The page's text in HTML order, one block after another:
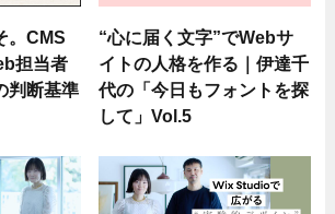
。CMS
担当者
判断基準
“心に届く文字”でWebサ
イトの人格を作る｜伊達千
代の「今日もフォントを探
して」Vol.5